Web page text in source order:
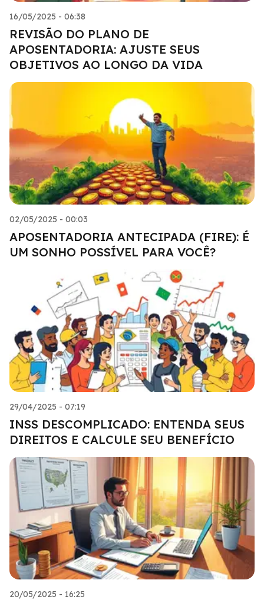
16/05/2025 - 06:38
REVISÃO DO PLANO DE
APOSENTADORIA: AJUSTE SEUS
OBJETIVOS AO LONGO DA VIDA
02/05/2025 - 00:03
APOSENTADORIA ANTECIPADA (FIRE): É
UM SONHO POSSÍVEL PARA VOCÊ?
29/04/2025 - 07:19
INSS DESCOMPLICADO: ENTENDA SEUS
DIREITOS E CALCULE SEU BENEFÍCIO
20/05/2025 - 16:25